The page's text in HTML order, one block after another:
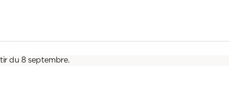
du 8 septembre.